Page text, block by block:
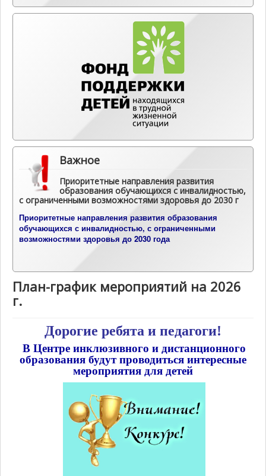
Важное
Приоритетные направления развития
образования обучающихся с инвалидностью,
с ограниченными возможностями здоровья до 2030 г
Приоритетные направления развития образования
обучающихся с инвалидностью, с ограниченными
возможностями здоровья до 2030 года
План-график мероприятий на 2026
г.
Дорогие ребята и педагоги!
В Центре инклюзивного и дистанционного
образования будут проводиться интересные
мероприятия для детей